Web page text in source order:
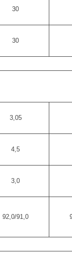
30
30
3,05
4,5
3,0
92,0/91,0